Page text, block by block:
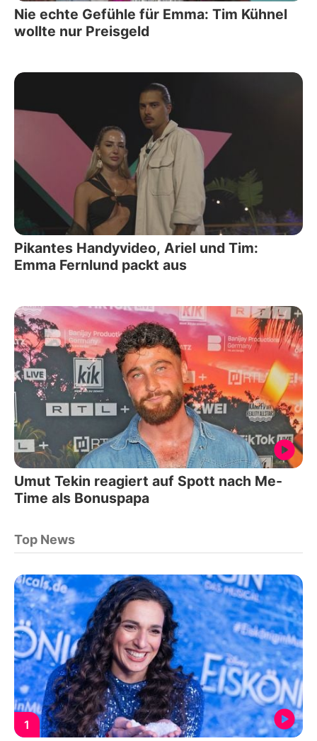
Nie echte Gefühle für Emma: Tim Kühnel
wollte nur Preisgeld
Pikantes Handyvideo, Ariel und Tim:
Emma Fernlund packt aus
Umut Tekin reagiert auf Spott nach Me-
Time als Bonuspapa
Top News
1